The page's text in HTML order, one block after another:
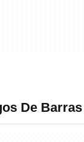
De